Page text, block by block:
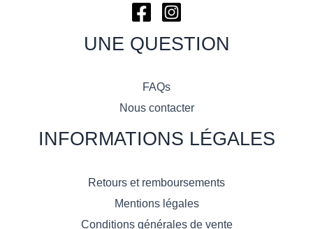
UNE QUESTION
FAQs
Nous contacter
INFORMATIONS LÉGALES
Retours et remboursements
Mentions légales
Conditions générales de vente